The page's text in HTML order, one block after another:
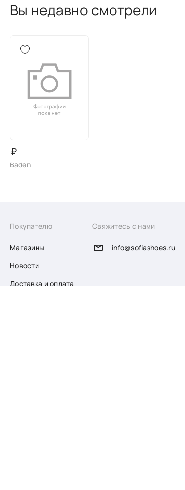
Вы недавно смотрели
₽
Baden
Покупателю
Магазины
Новости
Доставка и оплата
Свяжитесь с нами
info@sofiashoes.ru